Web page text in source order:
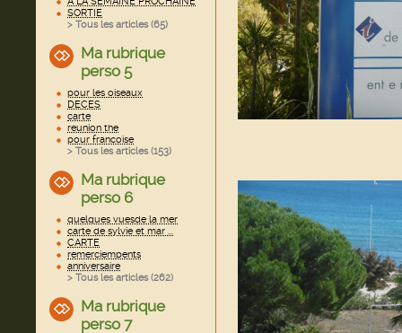
SORTIE
> Tous les articles (65)
Ma rubrique
perso 5
pour les oiseaux
DECES
carte
reunion the
pour francoise
> Tous les articles (153)
Ma rubrique
perso 6
quelques vuesde la mer
carte de sylvie et mar ...
CARTE
remerciempents
anniversaire
> Tous les articles (262)
Ma rubrique
perso 7